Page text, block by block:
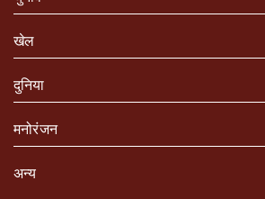
खेल
दुनिया
मनोरंजन
अन्य